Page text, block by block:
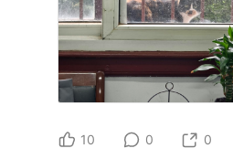
10 0 0